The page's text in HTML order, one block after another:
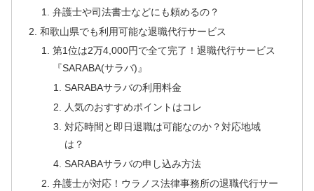
弁護士や司法書士などにも頼めるの？
和歌山県でも利用可能な退職代行サービス
第1位は2万4,000円で全て完了！退職代行サービス
『SARABA(サラバ)』
SARABAサラバの利用料金
人気のおすすめポイントはコレ
対応時間と即日退職は可能なのか？対応地域
は？
SARABAサラバの申し込み方法
弁護士が対応！ウラノス法律事務所の退職代行サー